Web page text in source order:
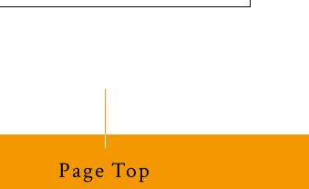
Page Top